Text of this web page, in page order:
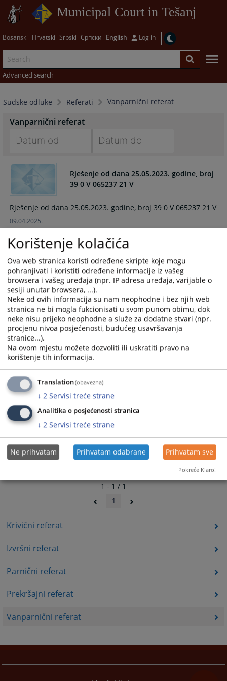
Municipal Court in Tešanj
Bosanski Hrvatski Srpski Српски English Log in
Advanced search
Sudske odluke Referati Vanparnični referat
Krivični referat
Izvršni referat
Parnični referat
Prekršajni referat
Vanparnični referat
Vanparnični referat
forward
interact
the
calendar
select
a
date.
Press
the
question
mark
key
to
get
the
keyboard
shortcuts
for
dates.
forward
to
the
and
select
a
date.
Press
the
question
mark
key
get
the
keyboard
shortcuts
for
dates.
Rješenje od dana 25.05.2023. godine, broj
39 0 V 065237 21 V
Rješenje od dana 25.05.2023. godine, broj 39 0 V 065237 21 V
09.04.2025.
1 - 1 / 1
1
Korištenje kolačića
Ova web stranica koristi određene skripte koje mogu
pohranjivati i koristiti određene informacije iz vašeg
browsera i vašeg uređaja (npr. IP adresa uređaja, varijable o
sesiji unutar browsera, ...).
Neke od ovih informacija su nam neophodne i bez njih web
stranica ne bi mogla fukcionisati u svom punom obimu, dok
neke nisu prijeko neophodne a služe za dodatne stvari (npr.
procjenu nivoa posjećenosti, budućeg usavršavanja
stranice...).
Na ovom mjestu možete dozvoliti ili uskratiti pravo na
korištenje tih informacija.
Translation(obavezna)
↓ 2 Servisi treće strane
Analitika o posjećenosti stranica
↓ 2 Servisi treće strane
Ne prihvatam Prihvatam odabrane Prihvatam sve
Pokreće Klaro!